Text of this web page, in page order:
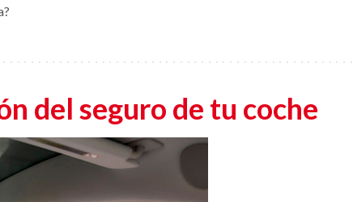
del seguro de tu coche